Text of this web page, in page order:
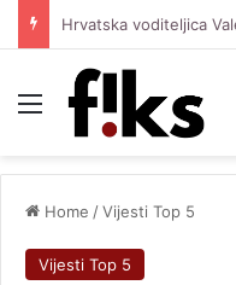
Menu
Home /Vijesti Top 5
Vijesti Top 5